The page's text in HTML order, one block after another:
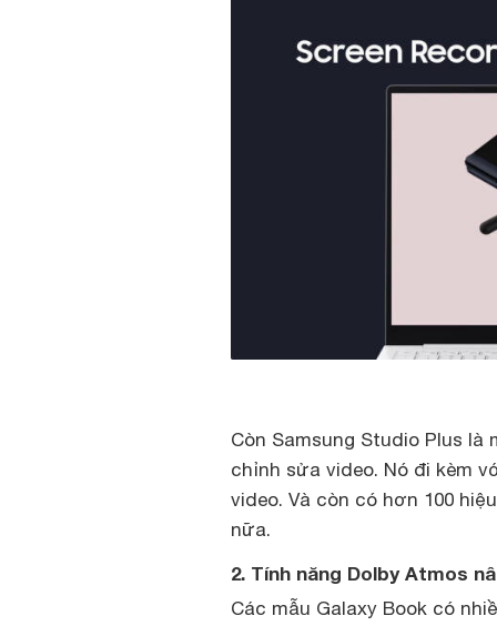
Còn Samsung Studio Plus
chỉnh sửa video. Nó đi kèm
video. Và còn có hơn 100
nữa.
2. Tính năng Dolby Atmos
Các mẫu Galaxy Book có